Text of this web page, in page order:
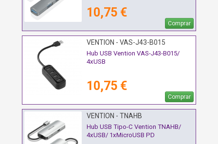
10,75 €
Comprar
VENTION - VAS-J43-B015
Hub USB Vention VAS-J43-B015/
4xUSB
10,75 €
Comprar
VENTION - TNAHB
Hub USB Tipo-C Vention TNAHB/
4xUSB/ 1xMicroUSB PD